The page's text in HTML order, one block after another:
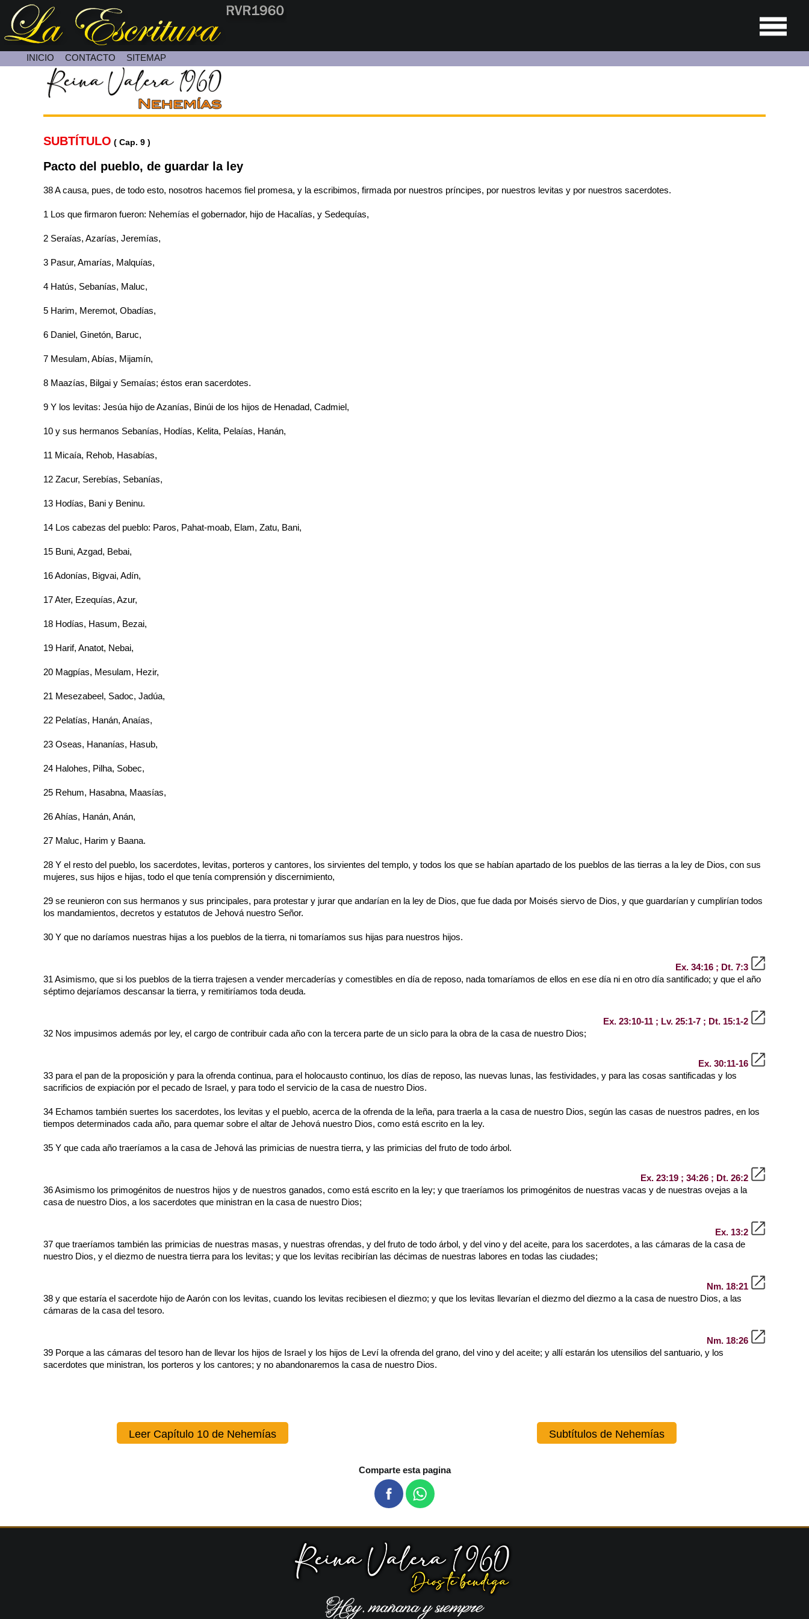
INICIO CONTACTO
Contacte con Nosotros
SITEMAP
SUBTÍTULO ( Cap. 9 )
Pacto del pueblo, de guardar la ley
38 A causa, pues, de todo esto, nosotros hacemos fiel promesa, y la escribimos, firmada por nuestros príncipes, por nuestros levitas y por nuestros sacerdotes.
1 Los que firmaron fueron: Nehemías el gobernador, hijo de Hacalías, y Sedequías,
2 Seraías, Azarías, Jeremías,
3 Pasur, Amarías, Malquías,
4 Hatús, Sebanías, Maluc,
5 Harim, Meremot, Obadías,
6 Daniel, Ginetón, Baruc,
7 Mesulam, Abías, Mijamín,
8 Maazías, Bilgai y Semaías; éstos eran sacerdotes.
9 Y los levitas: Jesúa hijo de Azanías, Binúi de los hijos de Henadad, Cadmiel,
10 y sus hermanos Sebanías, Hodías, Kelita, Pelaías, Hanán,
11 Micaía, Rehob, Hasabías,
12 Zacur, Serebías, Sebanías,
13 Hodías, Bani y Beninu.
14 Los cabezas del pueblo: Paros, Pahat-moab, Elam, Zatu, Bani,
15 Buni, Azgad, Bebai,
16 Adonías, Bigvai, Adín,
17 Ater, Ezequías, Azur,
18 Hodías, Hasum, Bezai,
19 Harif, Anatot, Nebai,
20 Magpías, Mesulam, Hezir,
21 Mesezabeel, Sadoc, Jadúa,
22 Pelatías, Hanán, Anaías,
23 Oseas, Hananías, Hasub,
24 Halohes, Pilha, Sobec,
25 Rehum, Hasabna, Maasías,
26 Ahías, Hanán, Anán,
27 Maluc, Harim y Baana.
28 Y el resto del pueblo, los sacerdotes, levitas, porteros y cantores, los sirvientes del templo, y todos los que se habían apartado de los pueblos de las tierras a la ley de Dios, con sus
mujeres, sus hijos e hijas, todo el que tenía comprensión y discernimiento,
29 se reunieron con sus hermanos y sus principales, para protestar y jurar que andarían en la ley de Dios, que fue dada por Moisés siervo de Dios, y que guardarían y cumplirían todos
los mandamientos, decretos y estatutos de Jehová nuestro Señor.
30 Y que no daríamos nuestras hijas a los pueblos de la tierra, ni tomaríamos sus hijas para nuestros hijos.
Ex. 34:16 ; Dt. 7:3
31 Asimismo, que si los pueblos de la tierra trajesen a vender mercaderías y comestibles en día de reposo, nada tomaríamos de ellos en ese día ni en otro día santificado; y que el año
séptimo dejaríamos descansar la tierra, y remitiríamos toda deuda.
Ex. 23:10-11 ; Lv. 25:1-7 ; Dt. 15:1-2
32 Nos impusimos además por ley, el cargo de contribuir cada año con la tercera parte de un siclo para la obra de la casa de nuestro Dios;
Ex. 30:11-16
33 para el pan de la proposición y para la ofrenda continua, para el holocausto continuo, los días de reposo, las nuevas lunas, las festividades, y para las cosas santificadas y los
sacrificios de expiación por el pecado de Israel, y para todo el servicio de la casa de nuestro Dios.
34 Echamos también suertes los sacerdotes, los levitas y el pueblo, acerca de la ofrenda de la leña, para traerla a la casa de nuestro Dios, según las casas de nuestros padres, en los
tiempos determinados cada año, para quemar sobre el altar de Jehová nuestro Dios, como está escrito en la ley.
35 Y que cada año traeríamos a la casa de Jehová las primicias de nuestra tierra, y las primicias del fruto de todo árbol.
Ex. 23:19 ; 34:26 ; Dt. 26:2
36 Asimismo los primogénitos de nuestros hijos y de nuestros ganados, como está escrito en la ley; y que traeríamos los primogénitos de nuestras vacas y de nuestras ovejas a la
casa de nuestro Dios, a los sacerdotes que ministran en la casa de nuestro Dios;
Ex. 13:2
37 que traeríamos también las primicias de nuestras masas, y nuestras ofrendas, y del fruto de todo árbol, y del vino y del aceite, para los sacerdotes, a las cámaras de la casa de
nuestro Dios, y el diezmo de nuestra tierra para los levitas; y que los levitas recibirían las décimas de nuestras labores en todas las ciudades;
Nm. 18:21
38 y que estaría el sacerdote hijo de Aarón con los levitas, cuando los levitas recibiesen el diezmo; y que los levitas llevarían el diezmo del diezmo a la casa de nuestro Dios, a las
cámaras de la casa del tesoro.
Nm. 18:26
39 Porque a las cámaras del tesoro han de llevar los hijos de Israel y los hijos de Leví la ofrenda del grano, del vino y del aceite; y allí estarán los utensilios del santuario, y los
sacerdotes que ministran, los porteros y los cantores; y no abandonaremos la casa de nuestro Dios.
Leer Capítulo 10 de Nehemías Subtítulos de Nehemías
Comparte esta pagina